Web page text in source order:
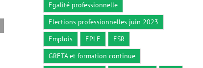
Circulaire du 26 décembre 2018
26 décembre 2018
Egalité professionnelle
Elections professionnelles juin 2023
Emplois
EPLE
ESR
GRETA et formation continue